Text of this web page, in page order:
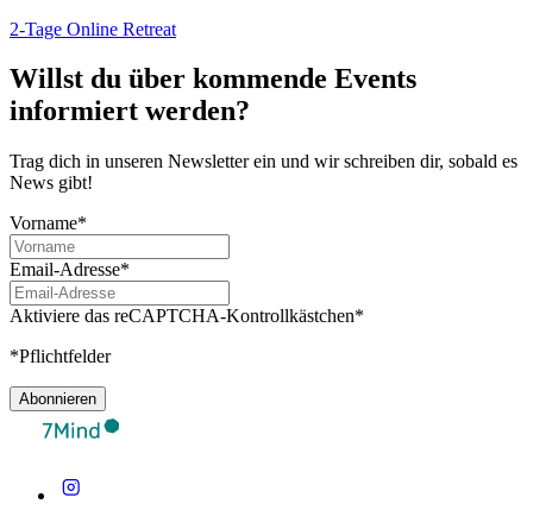
2-Tage Online Retreat
Willst du über kommende Events
informiert werden?
Trag dich in unseren Newsletter ein und wir schreiben dir, sobald es
News gibt!
Vorname*
Email-Adresse*
Aktiviere das reCAPTCHA-Kontrollkästchen*
*Pflichtfelder
Abonnieren